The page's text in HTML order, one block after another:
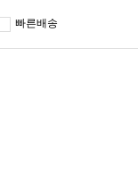
빠른배송